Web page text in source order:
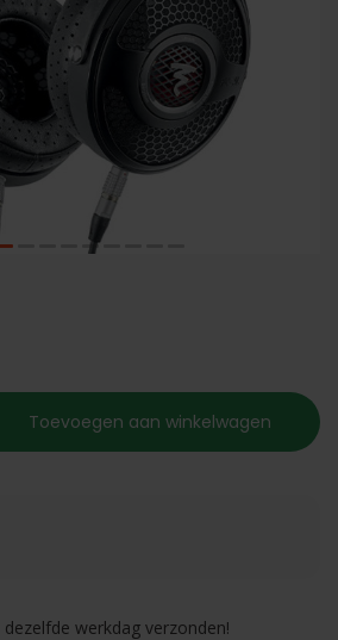
Toevoegen aan winkelwagen
werkdag verzonden!